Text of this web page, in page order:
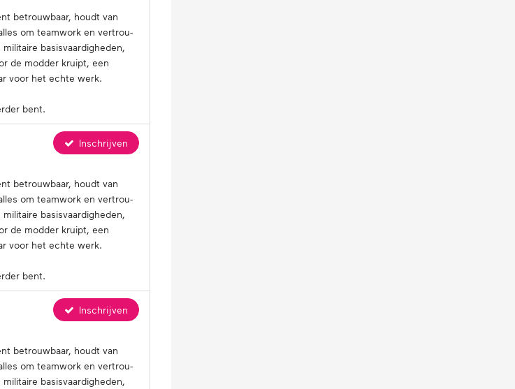
be­trouw­baar, houdt van
om teamwork en ver­trou­
ba­sis­vaar­dig­he­den,
de modder kruipt, een
voor het echte werk.
bent.
Inschrijven
be­trouw­baar, houdt van
om teamwork en ver­trou­
ba­sis­vaar­dig­he­den,
de modder kruipt, een
voor het echte werk.
bent.
Inschrijven
be­trouw­baar, houdt van
om teamwork en ver­trou­
ba­sis­vaar­dig­he­den,